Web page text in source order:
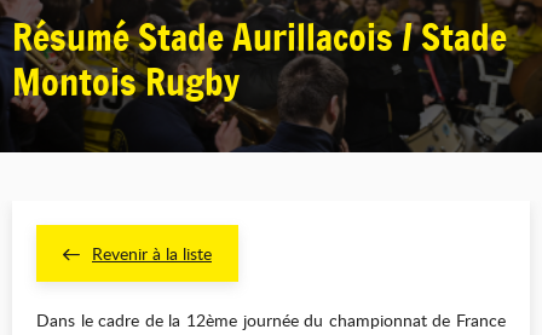
Résumé Stade Aurillacois / Stade
Montois Rugby
Revenir à la liste
Dans le cadre de la 12ème journée du championnat de France